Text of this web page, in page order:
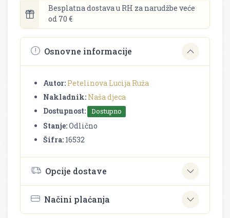
Besplatna dostava u RH za narudžbe veće
od 70 €
Osnovne informacije
Autor: Petelinova Lucija Ruža
Nakladnik: Naša djeca
Dostupnost:
Dostupno
Stanje:Odlično
Šifra: 16532
Opcije dostave
Načini plaćanja